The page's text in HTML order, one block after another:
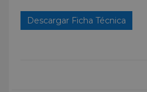
Descargar Ficha Técnica